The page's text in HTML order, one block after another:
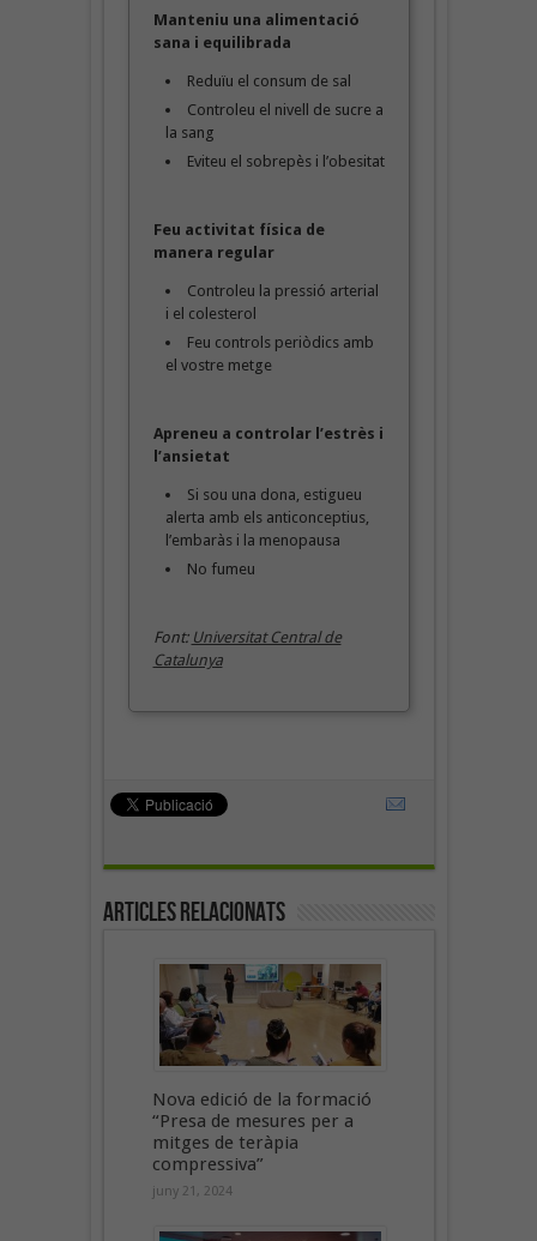
Manteniu una alimentació
sana i equilibrada
Reduïu el consum de sal
Controleu el nivell de sucre a
la sang
Eviteu el sobrepès i l’obesitat
Feu activitat física de
manera regular
Controleu la pressió arterial
i el colesterol
Feu controls periòdics amb
el vostre metge
Apreneu a controlar l’estrès i
l’ansietat
Si sou una dona, estigueu
alerta amb els anticonceptius,
l’embaràs i la menopausa
No fumeu
Font: Universitat Central de
Catalunya
Articles Relacionats
Nova edició de la formació
“Presa de mesures per a
mitges de teràpia
compressiva”
juny 21, 2024